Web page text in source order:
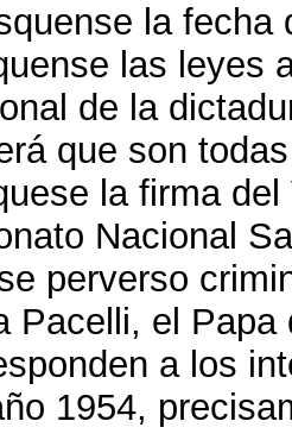
la fecha
las leyes
de la
que son
la firma
Nacional
perverso
Pacelli, el
a los
1954,